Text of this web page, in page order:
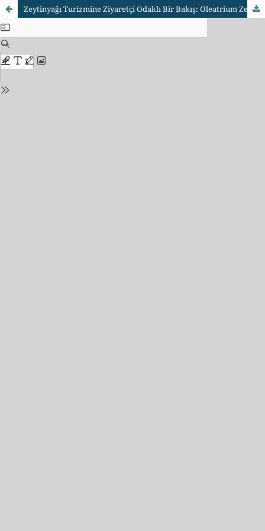
Zeytinyağı Turizmine Ziyaretçi Odaklı Bir Bakış: Oleatrium Zeytin ve Zeytinyağı Tarihi Müzesi Örneği (A Visitor-oriented Perspective on Olive Oil Tourism: The Case of the Oleatrium Olive and Olive Oil History Museum)